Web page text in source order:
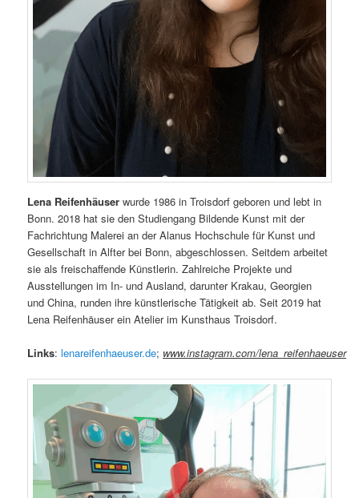
Lena Reifenhäuser wurde 1986 in Troisdorf geboren und lebt in
Bonn. 2018 hat sie den Studiengang Bildende Kunst mit der
Fachrichtung Malerei an der Alanus Hochschule für Kunst und
Gesellschaft in Alfter bei Bonn, abgeschlossen. Seitdem arbeitet
sie als freischaffende Künstlerin. Zahlreiche Projekte und
Ausstellungen im In- und Ausland, darunter Krakau, Georgien
und China, runden ihre künstlerische Tätigkeit ab. Seit 2019 hat
Lena Reifenhäuser ein Atelier im Kunsthaus Troisdorf.
Links:lenareifenhaeuser.de; www.instagram.com/lena_reifenhaeuser